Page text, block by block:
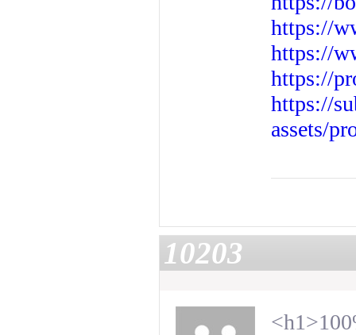
https://
https://
https://
https://
assets/
10203